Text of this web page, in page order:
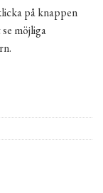
på knappen
möjliga
Kruka 1,5L mängd